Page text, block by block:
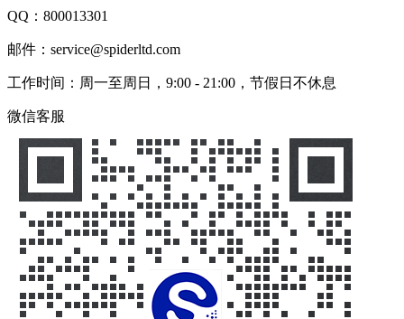
QQ： 800013301
邮件：service@spiderltd.com
工作时间：周一至周日，9:00 - 21:00，节假日不休息
微信客服